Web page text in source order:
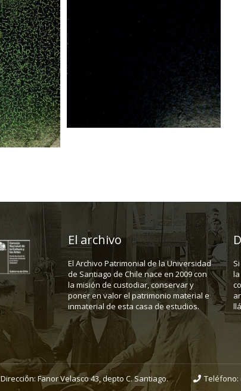
El archivo
El Archivo Patrimonial de la Universidad
de Santiago de Chile nace en 2009 con
la misión de custodiar, conservar y
poner en valor el patrimonio material e
inmaterial de esta casa de estudios.
Dirección: Fanor Velasco 43, depto C. Santiago. Teléfono: